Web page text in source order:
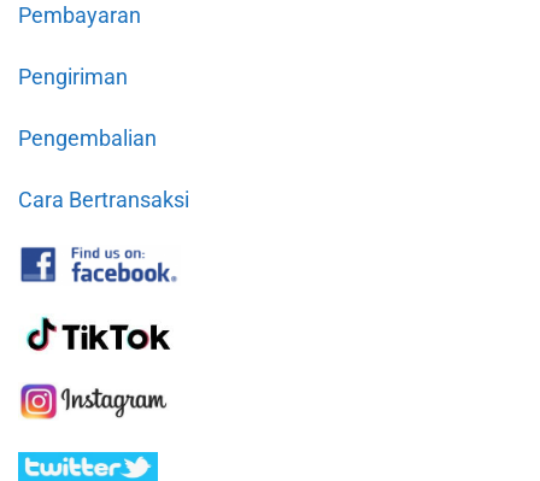
Pembayaran
Pengiriman
Pengembalian
Cara Bertransaksi